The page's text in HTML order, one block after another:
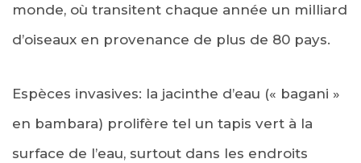
monde, où transitent chaque année un milliard
d’oiseaux en provenance de plus de 80 pays.
Espèces invasives: la jacinthe d’eau (« bagani »
en bambara) prolifère tel un tapis vert à la
surface de l’eau, surtout dans les endroits